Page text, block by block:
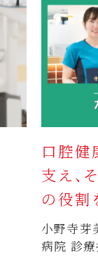
口腔
支え、
の役割
小野寺芽
病院 診